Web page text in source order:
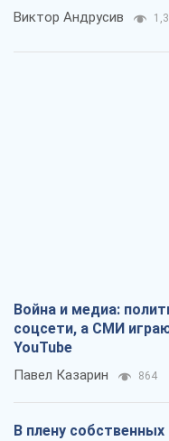
Виктор Андрусив
Война и медиа:
соцсети, а СМИ
YouTube
Павел Казарин 864
В плену